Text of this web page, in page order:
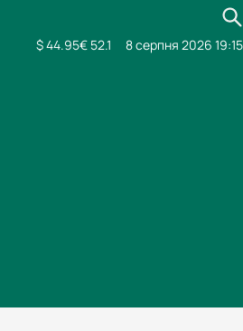
$ 44.95€ 52.1 8 серпня 2026 19:15